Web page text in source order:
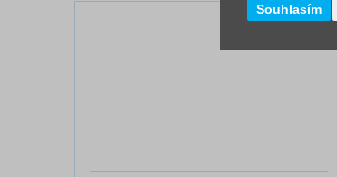
Souhlasím